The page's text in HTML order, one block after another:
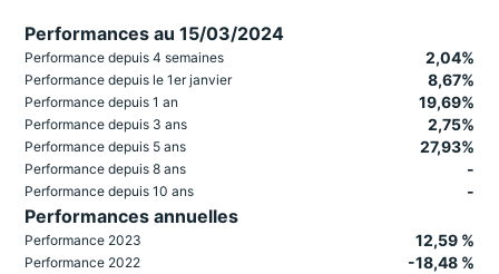
Performances au 15/03/2024
Performance depuis 4 semaines 2,04%
Performance depuis le 1er janvier 8,67%
Performance depuis 1 an 19,69%
Performance depuis 3 ans 2,75%
Performance depuis 5 ans 27,93%
Performance depuis 8 ans -
Performance depuis 10 ans -
Performances annuelles
Performance 2023 12,59 %
Performance 2022 -18,48 %